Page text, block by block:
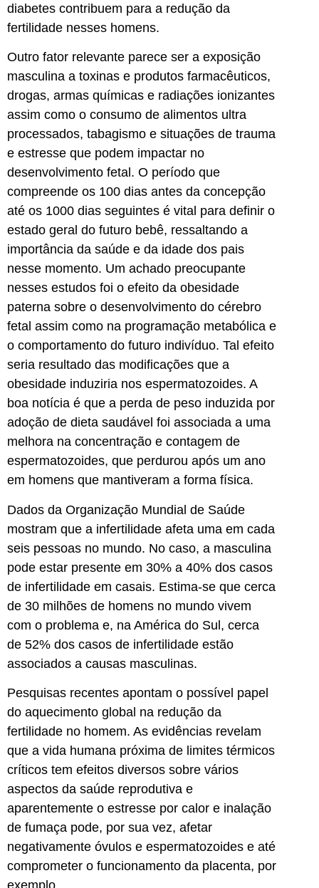
diabetes contribuem para a redução da
fertilidade nesses homens.
Outro fator relevante parece ser a exposição
masculina a toxinas e produtos farmacêuticos,
drogas, armas químicas e radiações ionizantes
assim como o consumo de alimentos ultra
processados, tabagismo e situações de trauma
e estresse que podem impactar no
desenvolvimento fetal. O período que
compreende os 100 dias antes da concepção
até os 1000 dias seguintes é vital para definir o
estado geral do futuro bebê, ressaltando a
importância da saúde e da idade dos pais
nesse momento. Um achado preocupante
nesses estudos foi o efeito da obesidade
paterna sobre o desenvolvimento do cérebro
fetal assim como na programação metabólica e
o comportamento do futuro indivíduo. Tal efeito
seria resultado das modificações que a
obesidade induziria nos espermatozoides. A
boa notícia é que a perda de peso induzida por
adoção de dieta saudável foi associada a uma
melhora na concentração e contagem de
espermatozoides, que perdurou após um ano
em homens que mantiveram a forma física.
Dados da Organização Mundial de Saúde
mostram que a infertilidade afeta uma em cada
seis pessoas no mundo. No caso, a masculina
pode estar presente em 30% a 40% dos casos
de infertilidade em casais. Estima-se que cerca
de 30 milhões de homens no mundo vivem
com o problema e, na América do Sul, cerca
de 52% dos casos de infertilidade estão
associados a causas masculinas.
Pesquisas recentes apontam o possível papel
do aquecimento global na redução da
fertilidade no homem. As evidências revelam
que a vida humana próxima de limites térmicos
críticos tem efeitos diversos sobre vários
aspectos da saúde reprodutiva e
aparentemente o estresse por calor e inalação
de fumaça pode, por sua vez, afetar
negativamente óvulos e espermatozoides e até
comprometer o funcionamento da placenta, por